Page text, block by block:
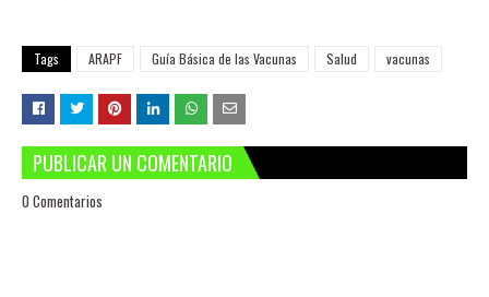
Tags ARAPF Guía Básica de las Vacunas Salud vacunas
PUBLICAR UN COMENTARIO
0 Comentarios